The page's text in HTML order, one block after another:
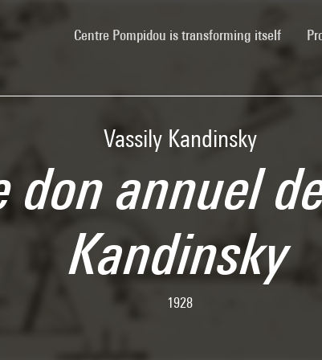
Centre Pompidou is transforming itself
Vassily Kandinsky
don annuel
Kandinsky
1928